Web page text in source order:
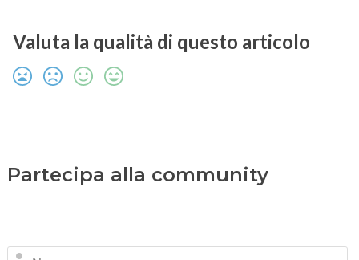
Valuta la qualità di questo articolo
Partecipa alla community